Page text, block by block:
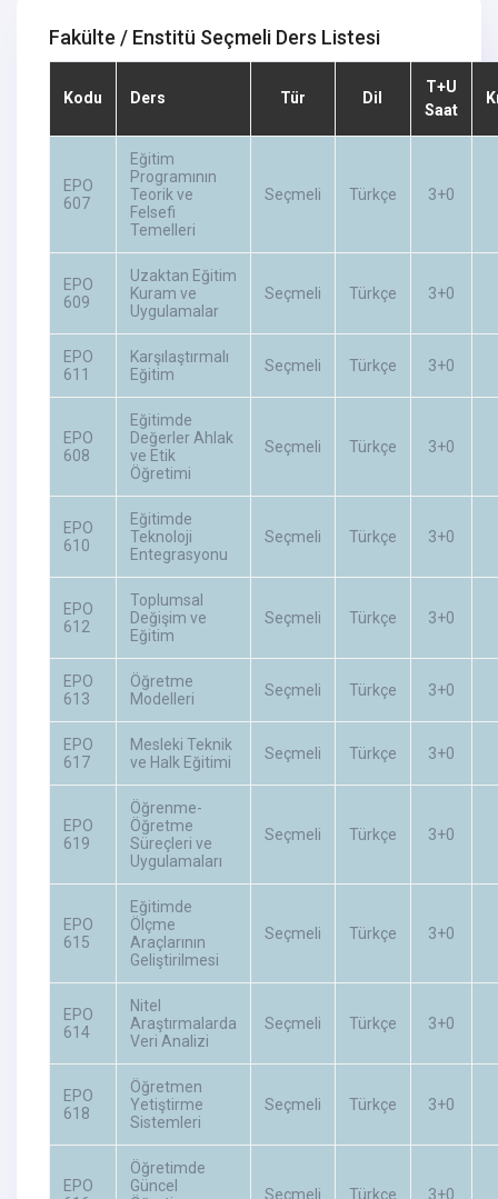
Fakülte / Enstitü Seçmeli Ders Listesi
Kodu Ders Tür Dil
T+U
Saat
EPO
607
Eğitim
Programının
Teorik ve
Felsefi
Temelleri
Seçmeli Türkçe 3+0
EPO
609
Uzaktan Eğitim
Kuram ve
Uygulamalar
Seçmeli Türkçe 3+0
EPO
611
Karşılaştırmalı
Eğitim
Seçmeli Türkçe 3+0
EPO
608
Eğitimde
Değerler Ahlak
ve Etik
Öğretimi
Seçmeli Türkçe 3+0
EPO
610
Eğitimde
Teknoloji
Entegrasyonu
Seçmeli Türkçe 3+0
EPO
612
Toplumsal
Değişim ve
Eğitim
Seçmeli Türkçe 3+0
EPO
613
Öğretme
Modelleri
Seçmeli Türkçe 3+0
EPO
617
Mesleki Teknik
ve Halk Eğitimi
Seçmeli Türkçe 3+0
EPO
619
Öğrenme-
Öğretme
Süreçleri ve
Uygulamaları
Seçmeli Türkçe 3+0
EPO
615
Eğitimde
Ölçme
Araçlarının
Geliştirilmesi
Seçmeli Türkçe 3+0
EPO
614
Nitel
Araştırmalarda
Veri Analizi
Seçmeli Türkçe 3+0
EPO
618
Öğretmen
Yetiştirme
Sistemleri
Seçmeli Türkçe 3+0
EPO
Öğretimde
Güncel
Seçmeli Türkçe 3+0